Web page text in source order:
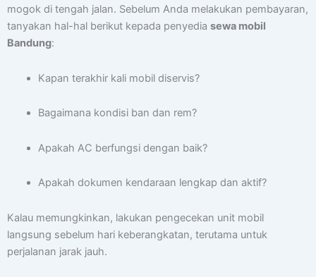
mogok di tengah jalan. Sebelum Anda melakukan pembayaran,
tanyakan hal-hal berikut kepada penyedia sewa mobil
Bandung:
Kapan terakhir kali mobil diservis?
Bagaimana kondisi ban dan rem?
Apakah AC berfungsi dengan baik?
Apakah dokumen kendaraan lengkap dan aktif?
Kalau memungkinkan, lakukan pengecekan unit mobil
langsung sebelum hari keberangkatan, terutama untuk
perjalanan jarak jauh.